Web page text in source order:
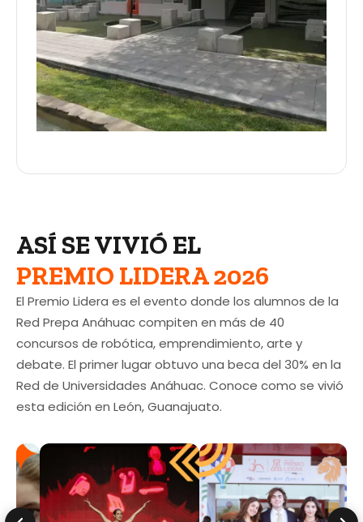
ASÍ SE VIVIÓ EL
PREMIO LIDERA 2026
El Premio Lidera es el evento donde los alumnos de la
Red Prepa Anáhuac compiten en más de 40
concursos de robótica, emprendimiento, arte y
debate. El primer lugar obtuvo una beca del 30% en la
Red de Universidades Anáhuac. Conoce como se vivió
esta edición en León, Guanajuato.